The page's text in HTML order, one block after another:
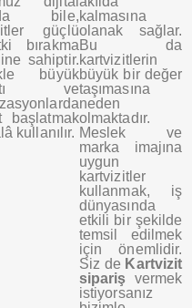
bile,
güçlü
bırakma
sahiptir.
büyük
ve
başlatmak
kullanılır.
kalmasına
olanak sağlar.
Bu da
kartvizitlerin
büyük bir değer
taşımasına
neden
olmaktadır.
Meslek ve
marka imajına
uygun
kartvizitler
kullanmak, iş
dünyasında
etkili bir şekilde
temsil edilmek
için önemlidir.
Siz de Kartvizit
sipariş vermek
istiyorsanız